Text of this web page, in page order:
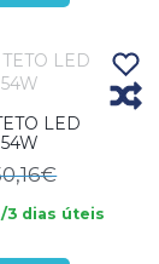
LED
3 dias úteis